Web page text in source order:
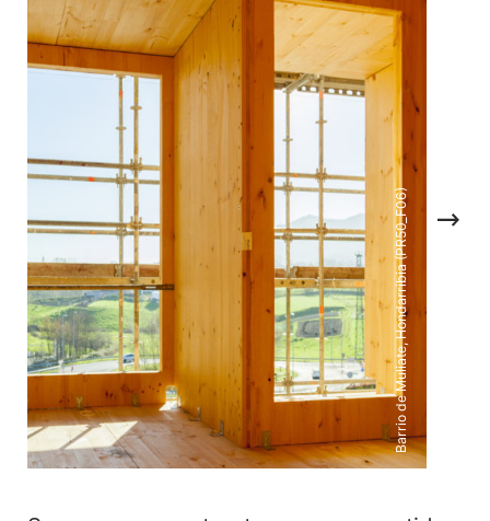
Barrio de Muliate, Hondarribia (PR50_F06)